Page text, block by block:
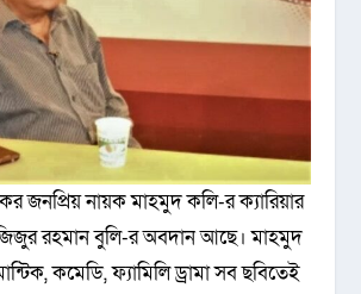
জনপ্রিয় নায়ক মাহমুদ কলি-র ক্যারিয়ার
রহমান বুলি-র অবদান আছে। মাহমুদ
কমেডি, ফ্যামিলি ড্রামা সব ছবিতেই